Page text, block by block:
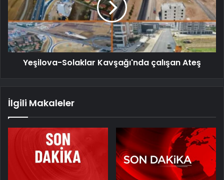
Yeşilova-Solaklar Kavşağı'nda çalışan Ateş
İlgili Makaleler